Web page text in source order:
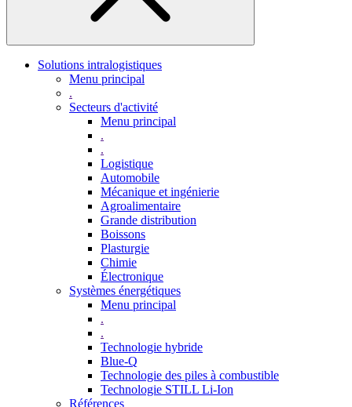
Solutions intralogistiques
Menu principal
.
Secteurs d'activité
Menu principal
.
.
Logistique
Automobile
Mécanique et ingénierie
Agroalimentaire
Grande distribution
Boissons
Plasturgie
Chimie
Électronique
Systèmes énergétiques
Menu principal
.
.
Technologie hybride
Blue-Q
Technologie des piles à combustible
Technologie STILL Li-Ion
Références